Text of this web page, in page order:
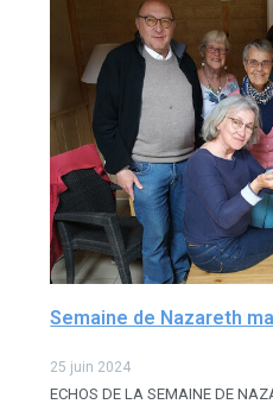
Semaine de Nazareth
25 juin 2024
ECHOS DE LA SEMAINE DE